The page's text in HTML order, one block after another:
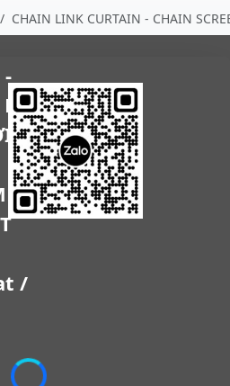
CHAIN LINK CURTAIN - CHAIN
-
LƯỚI
/